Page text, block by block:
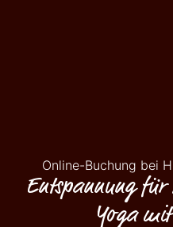
Online-Buchung bei
Entspannung
Yoga